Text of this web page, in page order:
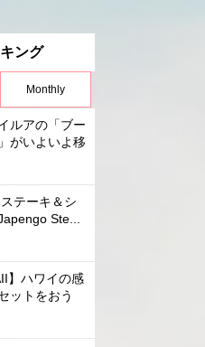
ング
Monthly
ルアの「ブー
がいよいよ移
テーキ＆シ
Ste...
】ハワイの感
ットをおう